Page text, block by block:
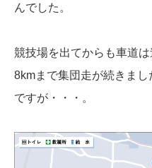
んでした。
競技場を出てからも車道
8kmまで集団走が続きま
ですが・・・。